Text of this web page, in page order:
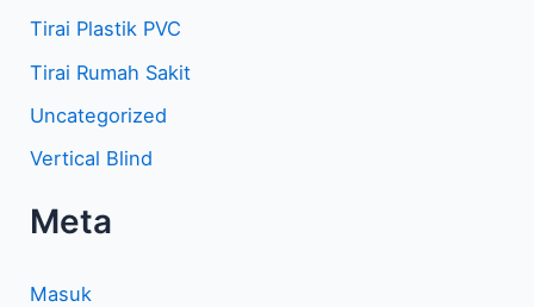
Tirai Plastik PVC
Tirai Rumah Sakit
Uncategorized
Vertical Blind
Meta
Masuk